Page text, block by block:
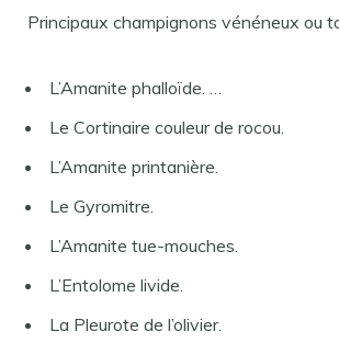
Principaux champignons vénéneux ou
L’Amanite phalloïde. …
Le Cortinaire couleur de rocou.
L’Amanite printanière.
Le Gyromitre.
L’Amanite tue-mouches.
L’Entolome livide.
La Pleurote de l’olivier.